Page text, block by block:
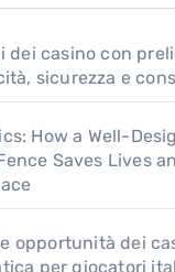
dei casino con
sicurezza e
How a Well-
Saves Lives
opportunità dei
per giocatori